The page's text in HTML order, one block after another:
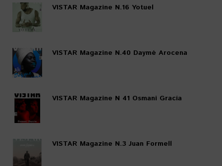
VISTAR Magazine N.16 Yotuel
VISTAR Magazine N.40 Daymé Arocena
VISTAR Magazine N 41 Osmani Gracía
VISTAR Magazine N.3 Juan Formell